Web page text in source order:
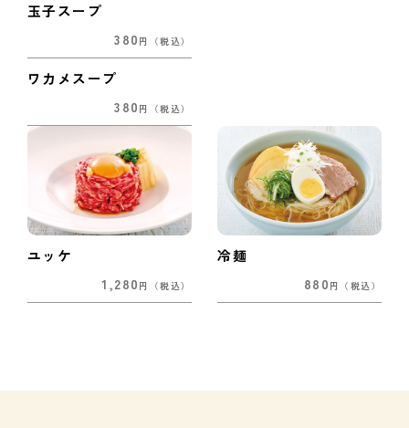
玉子スープ
380 円 （税込）
ワカメスープ
380 円 （税込）
ユッケ
1,280 円 （税込）
冷麺
880 円 （税込）